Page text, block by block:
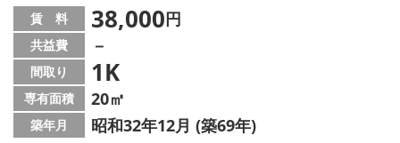
会社概要
メールでお問い合わせ
賃 料 38,000円
共益費 －
間取り 1K
専有面積 20㎡
築年月 昭和32年12月 (築69年)